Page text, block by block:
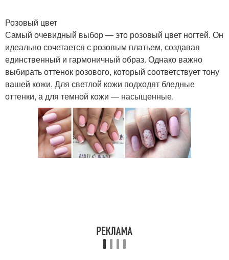
Розовый цвет
Самый очевидный выбор — это розовый цвет ногтей. Он
идеально сочетается с розовым платьем, создавая
единственный и гармоничный образ. Однако важно
выбирать оттенок розового, который соответствует тону
вашей кожи. Для светлой кожи подходят бледные
оттенки, а для темной кожи — насыщенные.